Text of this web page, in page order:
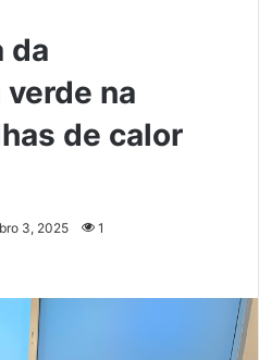
da
na
de calor
3, 2025 1